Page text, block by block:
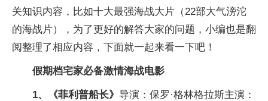
关知识内容，比如十大最强海战大片（22部大气滂沱
的海战片），为了更好的解答大家的问题，小编也是翻
阅整理了相应内容，下面就一起来看一下吧！
假期档宅家必备激情海战电影
1、《菲利普船长》 导演：保罗·格林格拉斯主演：